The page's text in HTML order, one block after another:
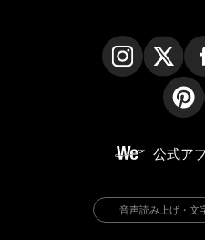
公式ア
音声読み上げ・文